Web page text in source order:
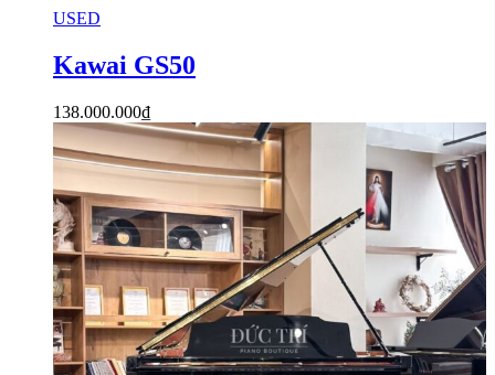
USED
Kawai GS50
138.000.000₫